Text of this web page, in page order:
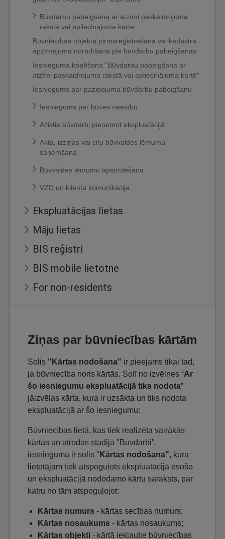
Būvdarbu pabeigšana ar atzīmi paskaidrojuma
rakstā vai apliecinājuma kartē
Būvniecības objekta pirmsreģistrēšana vai kadastra
apzīmējuma norādīšana pie būvdarbu pabeigšanas
Iesnieguma kopēšana "Būvdarbu pabeigšana ar
atzīmi paskaidrojuma rakstā vai apliecinājuma kartē"
Iesniegums par paziņojuma būvdarbu pabeigšanu
Iesniegums par būves neesību
Atliktie būvdarbi pieņemot ekspluatācijā
Akta, izziņas vai citu būvvaldes lēmumu
saņemšana
Būvvaldes lēmumu apstrīdēšana
VZD un klienta komunikācija
Ekspluatācijas lietas
Māju lietas
BIS reģistri
BIS mobile lietotne
For non-residents
Ziņas par būvniecības kārtām
Solis "Kārtas nodošana" ir pieejams tikai tad,
ja būvniecība noris kārtās. Solī no izvēlnes “Ar
šo iesniegumu ekspluatācijā tiks nodota”
jāizvēlas kārta, kura ir uzsākta un tiks nodota
ekspluatācijā ar šo iesniegumu:
Būvniecības lietā, kas tiek realizēta vairākās
kārtās un atrodas stadijā "Būvdarbi",
iesniegumā ir solis " Kārtas nodošana", kurā
lietotājam tiek atspoguļots ekspluatācijā esošo
un ekspluatācijā nododamo kārtu saraksts, par
katru no tām atspoguļojot:
Kārtas numurs - kārtas secības numurs;
Kārtas nosaukums - kārtas nosaukums;
Kārtas objekti - kārtā iekļautie būvniecības